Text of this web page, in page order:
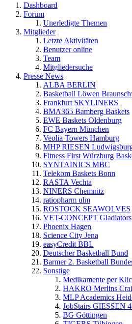
Dashboard
Forum
Unerledigte Themen
Mitglieder
Letzte Aktivitäten
Benutzer online
Team
Mitgliedersuche
Presse News
ALBA BERLIN
Basketball Löwen
Frankfurt SKYLINERS
BMA365 Bamberg Baskets
EWE Baskets Oldenburg
FC Bayern München
Veolia Towers Hamburg
MHP RIESEN
Fitness First Würzburg
SYNTAINICS MBC
Telekom Baskets Bonn
RASTA Vechta
NINERS Chemnitz
ratiopharm ulm
ROSTOCK SEAWOLVES
VET-CONCEPT
Phoenix Hagen
Science City Jena
easyCredit BBL
Deutscher Basketball Bund
Barmer 2. Basketball
Sonstige
Medikamente per
HAKRO Merlins
MLP Academics
JobStairs GIESSEN
BG Göttingen